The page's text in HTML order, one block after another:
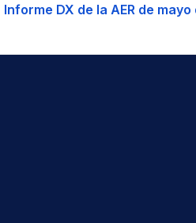
Informe DX de la AER de